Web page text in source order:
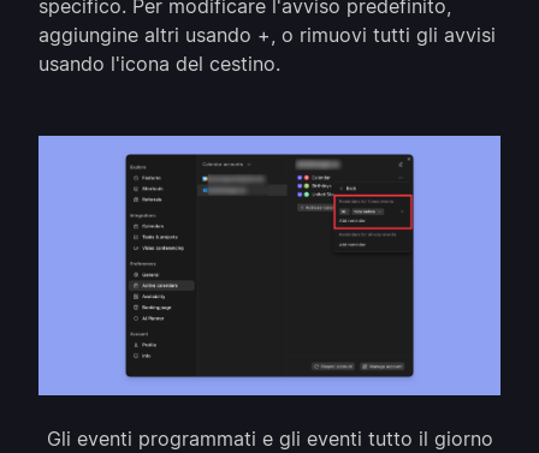
specifico. Per modificare l'avviso predefinito,
aggiungine altri usando +, o rimuovi tutti gli avvisi
usando l'icona del cestino.
Gli eventi programmati e gli eventi tutto il giorno